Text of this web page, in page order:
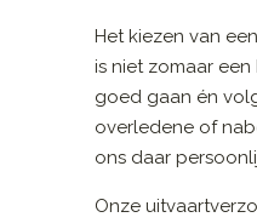
Het kiezen van
is niet zomaar
goed gaan én
overledene of
ons daar
Onze